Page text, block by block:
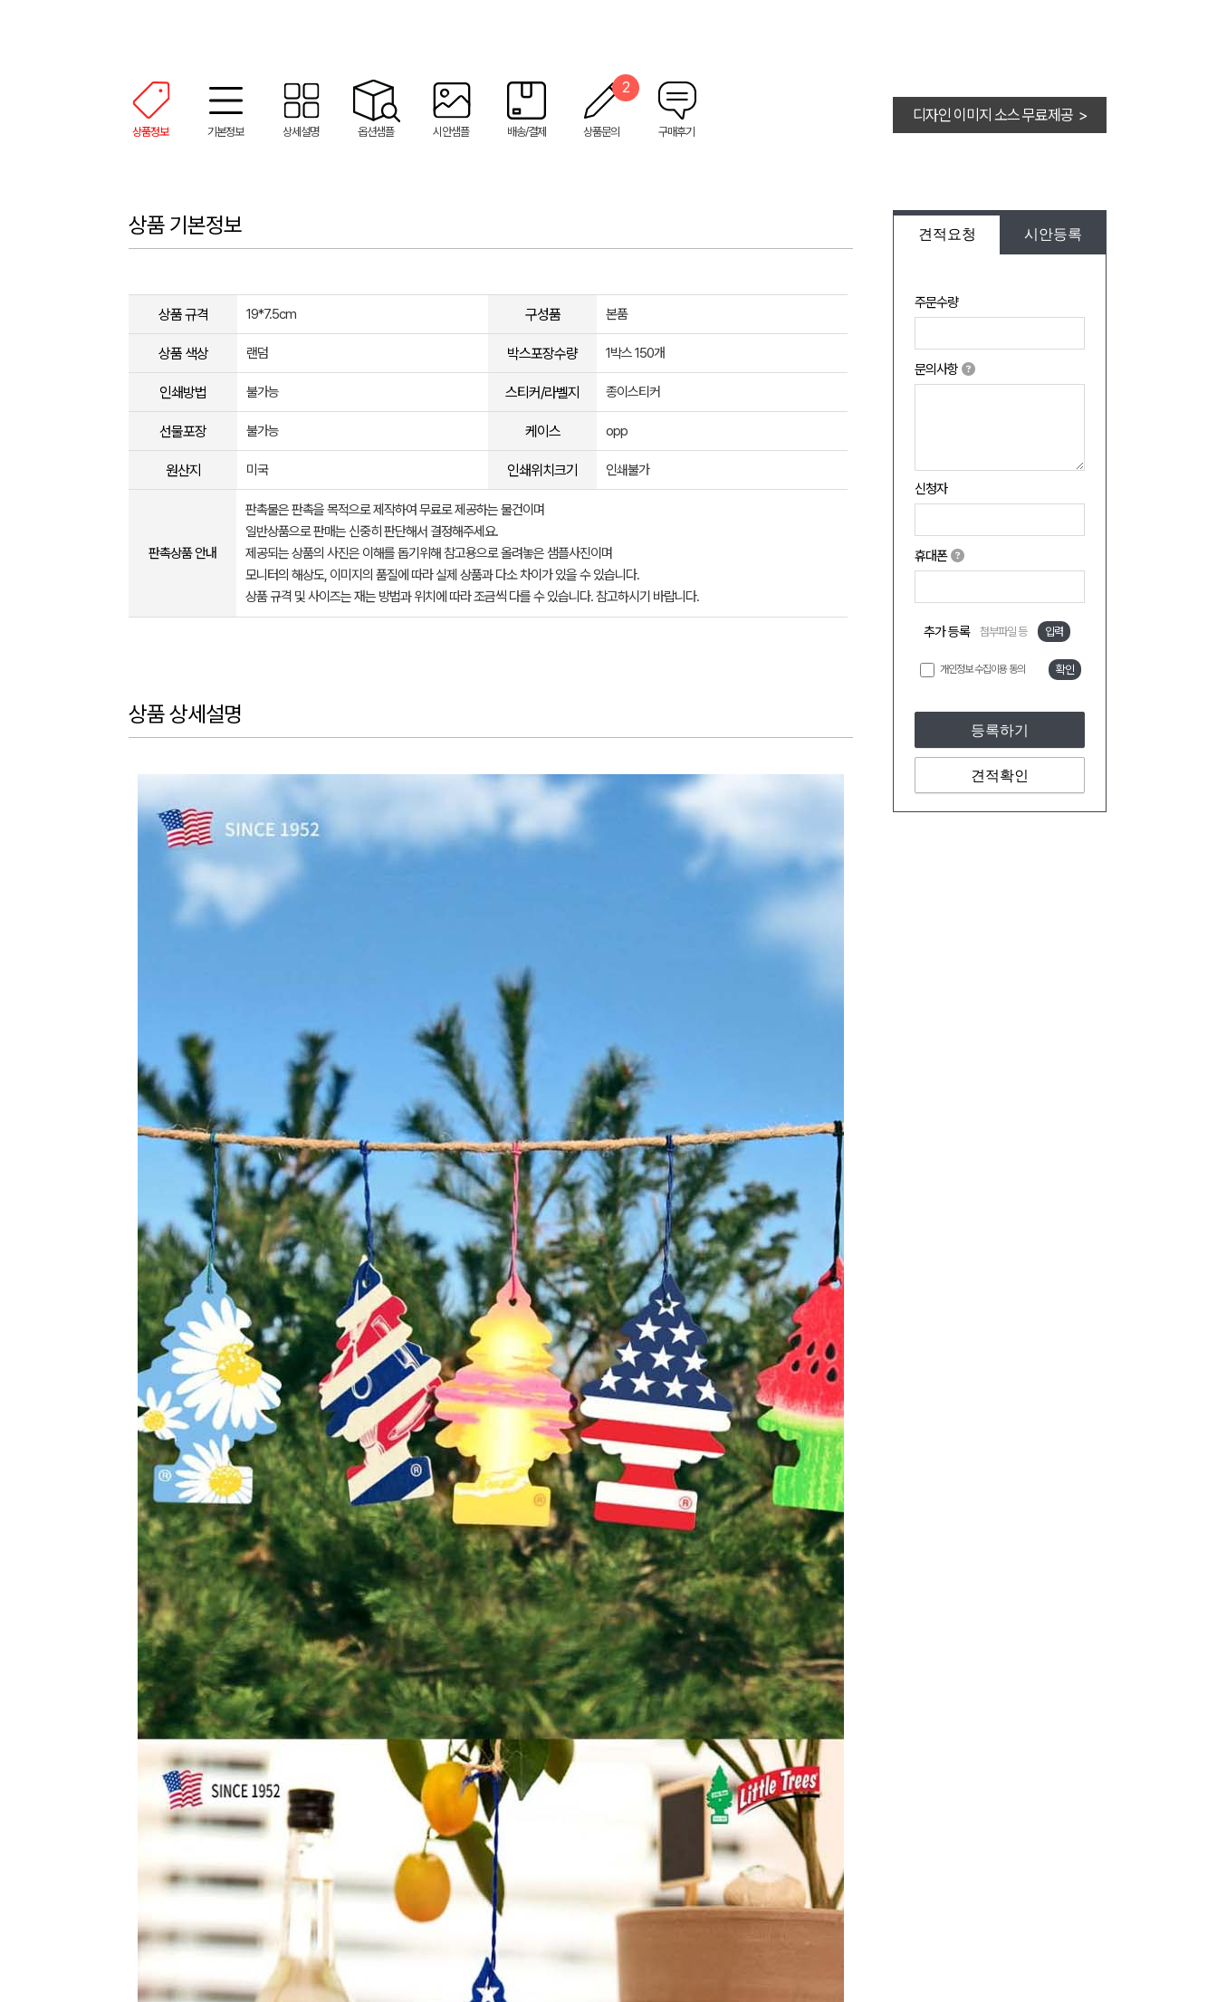
상품정보 기본정보 상세설명 옵션샘플 시안샘플 배송/결제 상품문의
2
구매후기
디자인 이미지 소스 무료제공 >
견적요청 시안등록
주문수량
문의사항
신청자
휴대폰
추가 등록 첨부파일 등 입력
개인정보 수집이용 동의 확인
등록하기
견적확인
상품 기본정보
상품 규격 19*7.5cm 구성품 본품
상품 색상 랜덤 박스포장수량 1박스 150개
인쇄방법 불가능 스티커/라벨지 종이스티커
선물포장 불가능 케이스 opp
원산지 미국 인쇄위치크기 인쇄불가
판촉상품 안내
판촉물은 판촉을 목적으로 제작하여 무료로 제공하는 물건이며
일반상품으로 판매는 신중히 판단해서 결정해주세요.
제공되는 상품의 사진은 이해를 돕기위해 참고용으로 올려놓은 샘플사진이며
모니터의 해상도, 이미지의 품질에 따라 실제 상품과 다소 차이가 있을 수 있습니다.
상품 규격 및 사이즈는 재는 방법과 위치에 따라 조금씩 다를 수 있습니다. 참고하시기 바랍니다.
상품 상세설명